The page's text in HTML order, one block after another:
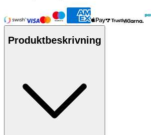
Produktbeskrivning